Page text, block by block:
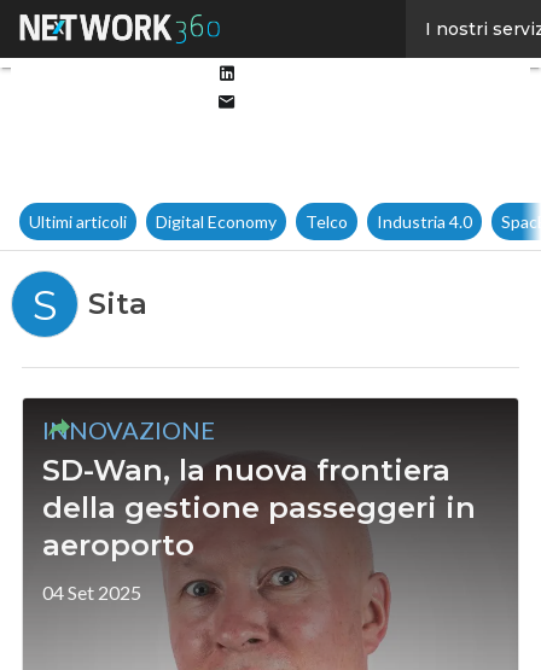
I nostri
Ultimi articoli Digital Economy Telco Industria 4.0
S Sita
INNOVAZIONE
SD-Wan, la nuova frontiera
della gestione passeggeri in
aeroporto
04 Set 2025